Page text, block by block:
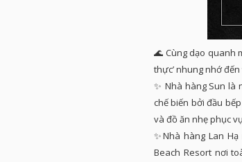
🌊 Cùng dạo quanh
thực’ nhung nhớ đến
✨ Nhà hàng Sun
chế biến bởi đầu
và đồ ăn nhẹ phục
✨Nhà hàng Lan
Beach Resort nơi